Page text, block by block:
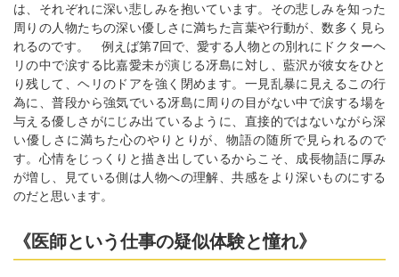
は、それぞれに深い悲しみを抱いています。その悲しみを知った
周りの人物たちの深い優しさに満ちた言葉や行動が、数多く見ら
れるのです。 例えば第7回で、愛する人物との別れにドクターヘ
リの中で涙する比嘉愛未が演じる冴島に対し、藍沢が彼女をひと
り残して、ヘリのドアを強く閉めます。一見乱暴に見えるこの行
為に、普段から強気でいる冴島に周りの目がない中で涙する場を
与える優しさがにじみ出ているように、直接的ではないながら深
い優しさに満ちた心のやりとりが、物語の随所で見られるので
す。心情をじっくりと描き出しているからこそ、成長物語に厚み
が増し、見ている側は人物への理解、共感をより深いものにする
のだと思います。
《医師という仕事の疑似体験と憧れ》